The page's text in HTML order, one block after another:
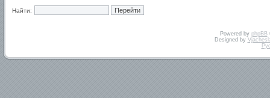
Найти:
Powered by phpBB
Designed by